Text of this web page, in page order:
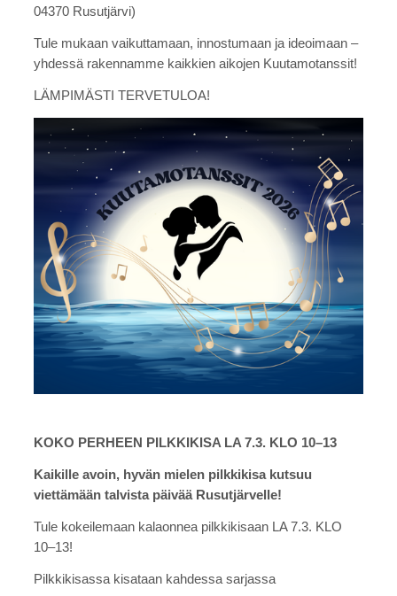
04370 Rusutjärvi)
Tule mukaan vaikuttamaan, innostumaan ja ideoimaan –
yhdessä rakennamme kaikkien aikojen Kuutamotanssit!
LÄMPIMÄSTI TERVETULOA!
KOKO PERHEEN PILKKIKISA LA 7.3. KLO 10–13
Kaikille avoin, hyvän mielen pilkkikisa kutsuu
viettämään talvista päivää Rusutjärvelle!
Tule kokeilemaan kalaonnea pilkkikisaan LA 7.3. KLO
10–13!
Pilkkikisassa kisataan kahdessa sarjassa